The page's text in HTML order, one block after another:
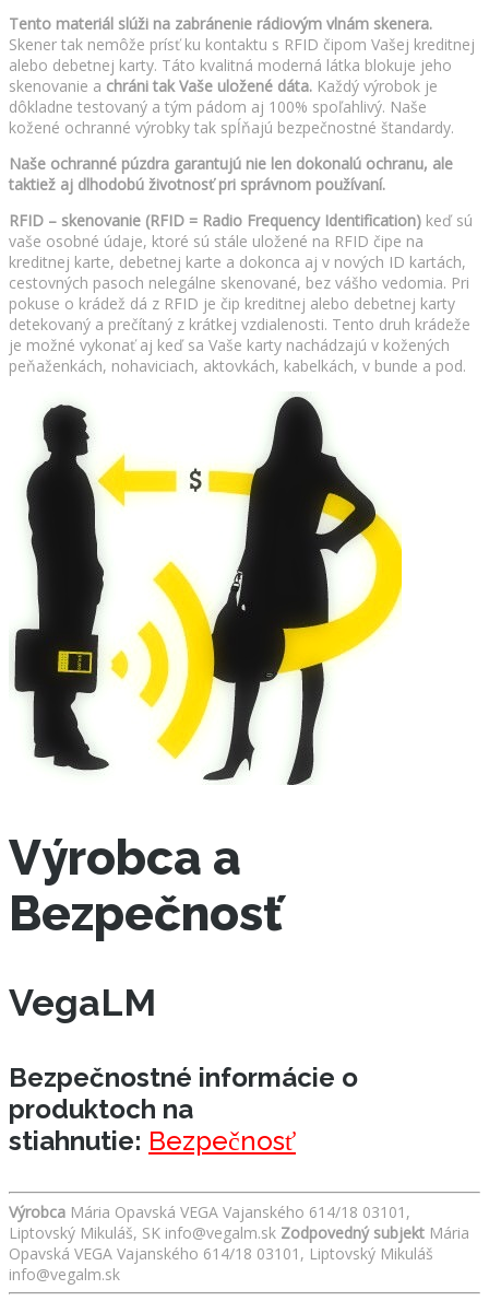
Tento materiál slúži na zabránenie rádiovým vlnám skenera.
Skener tak nemôže prísť ku kontaktu s RFID čipom Vašej kreditnej
alebo debetnej karty. Táto kvalitná moderná látka blokuje jeho
skenovanie a chráni tak Vaše uložené dáta. Každý výrobok je
dôkladne testovaný a tým pádom aj 100% spoľahlivý. Naše
kožené ochranné výrobky tak spĺňajú bezpečnostné štandardy.
Naše ochranné púzdra garantujú nie len dokonalú ochranu, ale
taktiež aj dlhodobú životnosť pri správnom používaní.
RFID – skenovanie (RFID = Radio Frequency Identification) keď sú
vaše osobné údaje, ktoré sú stále uložené na RFID čipe na
kreditnej karte, debetnej karte a dokonca aj v nových ID kartách,
cestovných pasoch nelegálne skenované, bez vášho vedomia. Pri
pokuse o krádež dá z RFID je čip kreditnej alebo debetnej karty
detekovaný a prečítaný z krátkej vzdialenosti. Tento druh krádeže
je možné vykonať aj keď sa Vaše karty nachádzajú v kožených
peňaženkách, nohaviciach, aktovkách, kabelkách, v bunde a pod.
Výrobca a
Bezpečnosť
VegaLM
Bezpečnostné informácie o
produktoch na
stiahnutie: Bezpečnosť
Výrobca Mária Opavská VEGA Vajanského 614/18 03101,
Liptovský Mikuláš, SK info@vegalm.sk Zodpovedný subjekt Mária
Opavská VEGA Vajanského 614/18 03101, Liptovský Mikuláš
info@vegalm.sk